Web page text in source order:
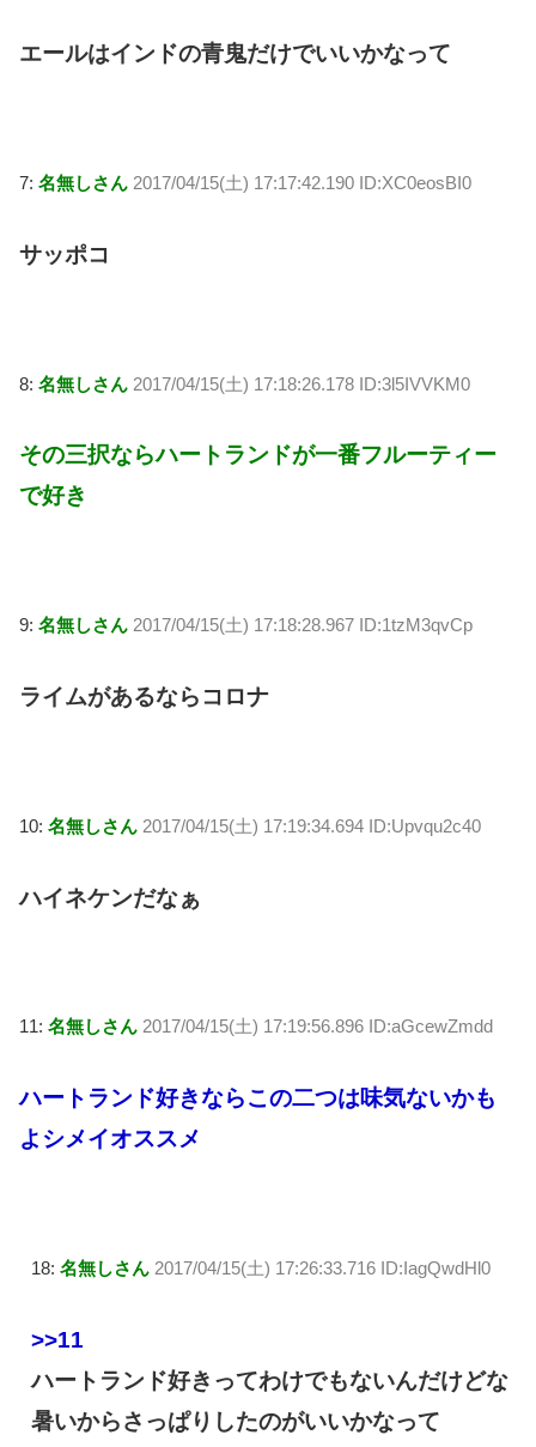
エールはインドの青鬼だけでいいかなって
7: 名無しさん 2017/04/15(土) 17:17:42.190 ID:XC0eosBI0
サッポコ
8: 名無しさん 2017/04/15(土) 17:18:26.178 ID:3l5IVVKM0
その三択ならハートランドが一番フルーティー
で好き
9: 名無しさん 2017/04/15(土) 17:18:28.967 ID:1tzM3qvCp
ライムがあるならコロナ
10: 名無しさん 2017/04/15(土) 17:19:34.694 ID:Upvqu2c40
ハイネケンだなぁ
11: 名無しさん 2017/04/15(土) 17:19:56.896 ID:aGcewZmdd
ハートランド好きならこの二つは味気ないかも
よシメイオススメ
18: 名無しさん 2017/04/15(土) 17:26:33.716 ID:IagQwdHl0
>>11
ハートランド好きってわけでもないんだけどな
暑いからさっぱりしたのがいいかなって